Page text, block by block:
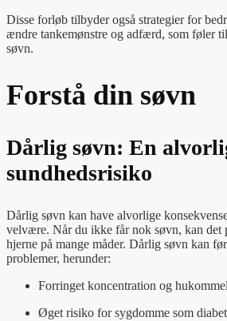
Disse forløb tilbyder også strategier for
ændre tankemønstre og adfærd, som føler
søvn.
Forstå din søvn
Dårlig søvn: En
sundhedsrisiko
Dårlig søvn kan have alvorlige
velvære. Når du ikke får nok søvn, kan det
hjerne på mange måder. Dårlig søvn kan
problemer, herunder:
Forringet koncentration og
Øget risiko for sygdomme som